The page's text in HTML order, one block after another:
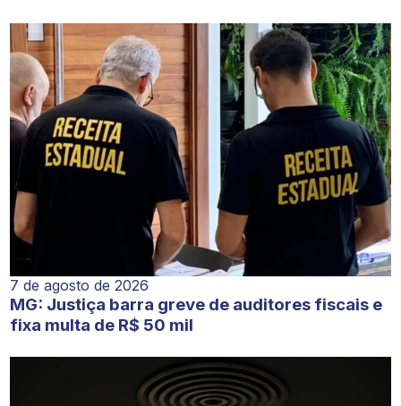
7 de agosto de 2026
MG: Justiça barra greve de auditores fiscais e
fixa multa de R$ 50 mil